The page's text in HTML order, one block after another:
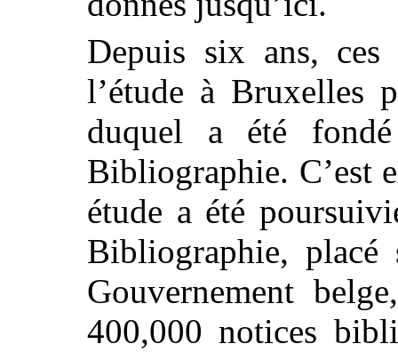
Depuis six ans,
l’étude à Bruxelles
duquel a été
Bibliographie. C’est
étude a été
Bibliographie, placé
Gouvernement
400,000 notices